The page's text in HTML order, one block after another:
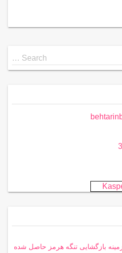
Search …
بازگشایی تنگه هرمز حاصل شده